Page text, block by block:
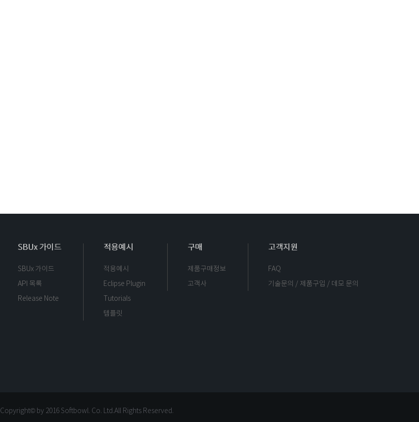
SBUx 가이드
SBUx 가이드
API 목록
Release Note
적용예시
적용예시
Eclipse Plugin
Tutorials
템플릿
구매
제품구매정보
고객사
고객지원
FAQ
기술문의 / 제품구입 / 데모 문의
Copyright© by 2016 Softbowl. Co. Ltd.All Rights Reserved.